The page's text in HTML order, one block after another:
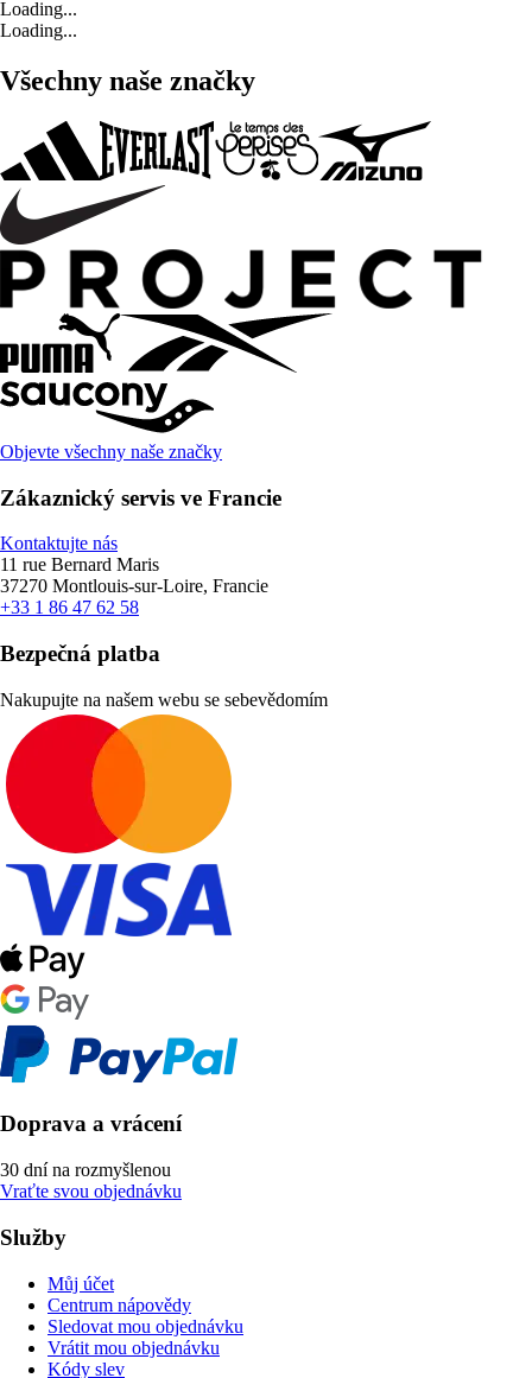
Loading...
Loading...
Všechny naše značky
Objevte všechny naše značky
Zákaznický servis ve Francie
Kontaktujte nás
11 rue Bernard Maris
37270 Montlouis-sur-Loire, Francie
+33 1 86 47 62 58
Bezpečná platba
Nakupujte na našem webu se sebevědomím
Doprava a vrácení
30 dní na rozmyšlenou
Vraťte svou objednávku
Služby
Můj účet
Centrum nápovědy
Sledovat mou objednávku
Vrátit mou objednávku
Kódy slev